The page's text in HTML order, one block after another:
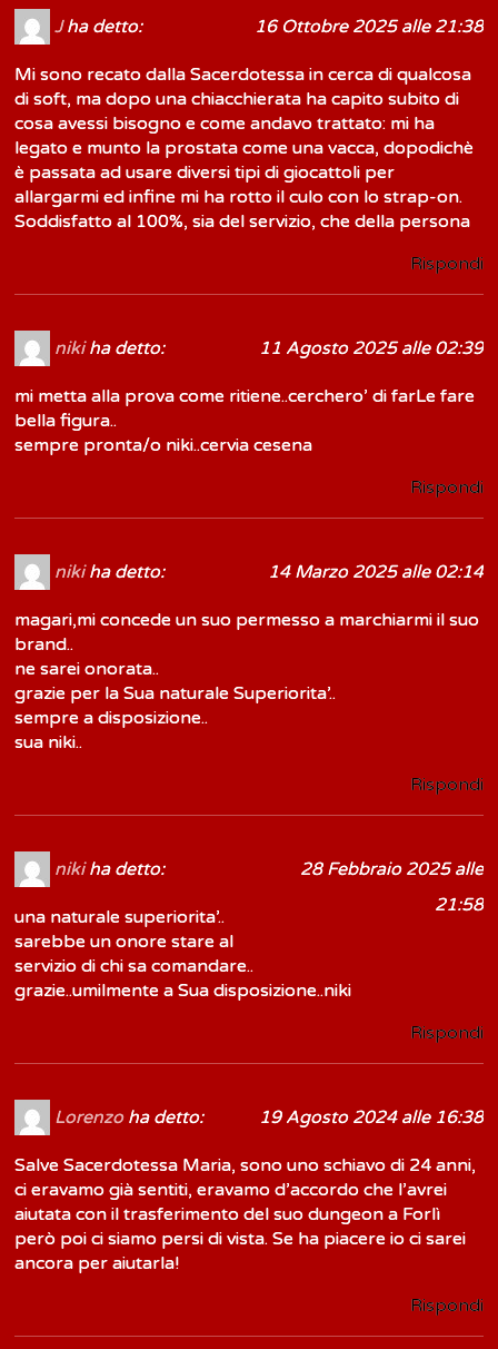
J ha detto: 16 Ottobre 2025 alle 21:38
Mi sono recato dalla Sacerdotessa in cerca di qualcosa
di soft, ma dopo una chiacchierata ha capito subito di
cosa avessi bisogno e come andavo trattato: mi ha
legato e munto la prostata come una vacca, dopodichè
è passata ad usare diversi tipi di giocattoli per
allargarmi ed infine mi ha rotto il culo con lo strap-on.
Soddisfatto al 100%, sia del servizio, che della persona
Rispondi
niki ha detto: 11 Agosto 2025 alle 02:39
mi metta alla prova come ritiene..cerchero’ di farLe fare
bella figura..
sempre pronta/o niki..cervia cesena
Rispondi
niki ha detto: 14 Marzo 2025 alle 02:14
magari,mi concede un suo permesso a marchiarmi il suo
brand..
ne sarei onorata..
grazie per la Sua naturale Superiorita’..
sempre a disposizione..
sua niki..
Rispondi
niki ha detto:
28 Febbraio 2025 alle
21:58
una naturale superiorita’..
sarebbe un onore stare al
servizio di chi sa comandare..
grazie..umilmente a Sua disposizione..niki
Rispondi
Lorenzo ha detto: 19 Agosto 2024 alle 16:38
Salve Sacerdotessa Maria, sono uno schiavo di 24 anni,
ci eravamo già sentiti, eravamo d’accordo che l’avrei
aiutata con il trasferimento del suo dungeon a Forlì
però poi ci siamo persi di vista. Se ha piacere io ci sarei
ancora per aiutarla!
Rispondi